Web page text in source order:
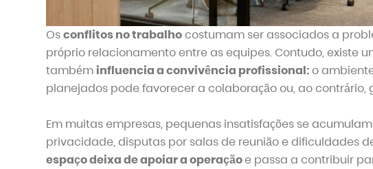
Osconflitos no trabalhocostumam ser associados a
próprio relacionamento entre as equipes. Contudo, existe
tambéminfluencia a convivência profissional:o
planejados pode favorecer a colaboração ou, ao
Em muitas empresas, pequenas insatisfações se
privacidade, disputas por salas de reunião e dificuldades
espaço deixa de apoiar a operaçãoe passa a contribuir